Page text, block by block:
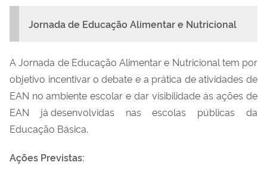
Jornada de Educação Alimentar e Nutricional
A Jornada de Educação Alimentar e Nutricional tem por
objetivo incentivaro debate e a prática de atividades de
EAN no ambiente escolar e dar visibilidade às ações de
EAN já desenvolvidas nas escolas públicas da
Educação Básica.
Ações Previstas: